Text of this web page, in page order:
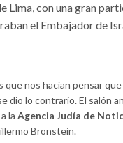
Lima, con una gran
el Embajador de
que nos hacían pensar
dio lo contrario. El salón
la Agencia Judía de
Bronstein.